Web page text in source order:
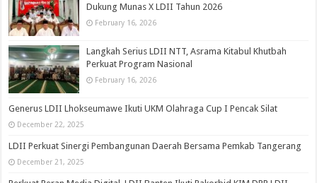
Dukung Munas X LDII Tahun 2026
February 16, 2026
Langkah Serius LDII NTT, Asrama Kitabul Khutbah
Perkuat Program Nasional
February 16, 2026
Generus LDII Lhokseumawe Ikuti UKM Olahraga Cup I Pencak Silat
December 22, 2025
LDII Perkuat Sinergi Pembangunan Daerah Bersama Pemkab Tangerang
December 21, 2025